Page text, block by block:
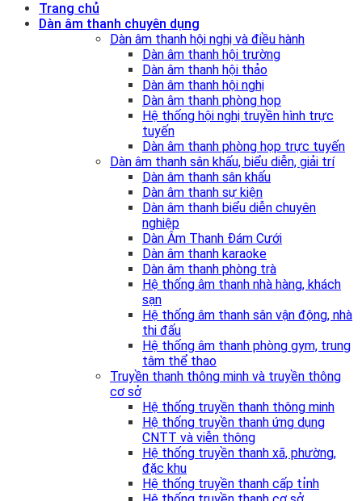
Trang chủ
Dàn âm thanh chuyên dụng
Dàn âm thanh hội nghị và điều hành
Dàn âm thanh hội trường
Dàn âm thanh hội thảo
Dàn âm thanh hội nghị
Dàn âm thanh phòng họp
Hệ thống hội nghị truyền hình trực
tuyến
Dàn âm thanh phòng họp trực tuyến
Dàn âm thanh sân khấu, biểu diễn, giải trí
Dàn âm thanh sân khấu
Dàn âm thanh sự kiện
Dàn âm thanh biểu diễn chuyên
nghiệp
Dàn Âm Thanh Đám Cưới
Dàn âm thanh karaoke
Dàn âm thanh phòng trà
Hệ thống âm thanh nhà hàng, khách
sạn
Hệ thống âm thanh sân vận động, nhà
thi đấu
Hệ thống âm thanh phòng gym, trung
tâm thể thao
Truyền thanh thông minh và truyền thông
cơ sở
Hệ thống truyền thanh thông minh
Hệ thống truyền thanh ứng dụng
CNTT và viễn thông
Hệ thống truyền thanh xã, phường,
đặc khu
Hệ thống truyền thanh cấp tỉnh